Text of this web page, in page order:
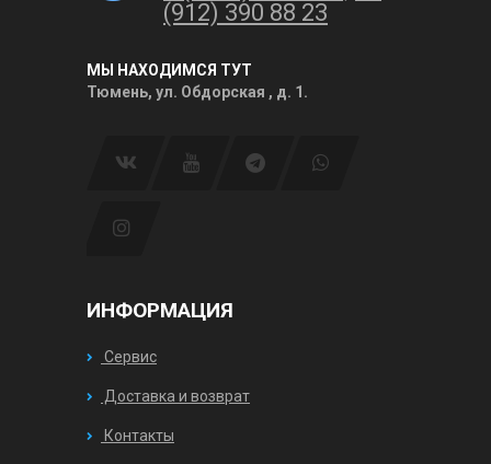
(912) 390 88 23
МЫ НАХОДИМСЯ ТУТ
Тюмень, ул. Обдорская , д. 1.
ИНФОРМАЦИЯ
Сервис
Доставка и возврат
Контакты